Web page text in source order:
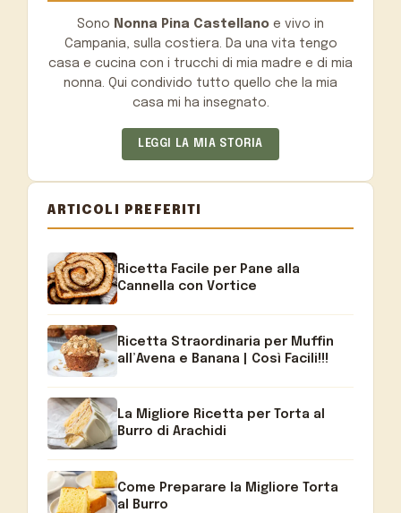
Sono Nonna Pina Castellano e vivo in
Campania, sulla costiera. Da una vita tengo
casa e cucina con i trucchi di mia madre e di mia
nonna. Qui condivido tutto quello che la mia
casa mi ha insegnato.
LEGGI LA MIA STORIA
ARTICOLI PREFERITI
Ricetta Facile per Pane alla
Cannella con Vortice
Ricetta Straordinaria per Muffin
all’Avena e Banana | Così Facili!!!
La Migliore Ricetta per Torta al
Burro di Arachidi
Come Preparare la Migliore Torta
al Burro